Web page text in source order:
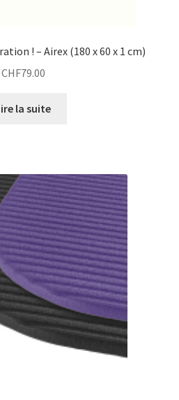
! – Airex (180 x 60 x 1 cm)
CHF79.00
la suite